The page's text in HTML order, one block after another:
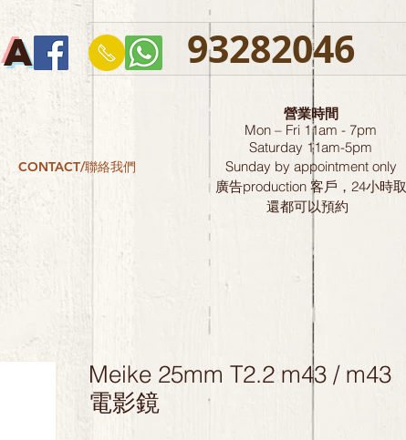
93282046
CONTACT/聯絡我們
營業時間
Mon – Fri 11am - 7pm
Saturday 11am-5pm
Sunday by appointment only
廣告production 客戶，24小時取
還都可以預約
Meike 25mm T2.2 m43 / m43
電影鏡